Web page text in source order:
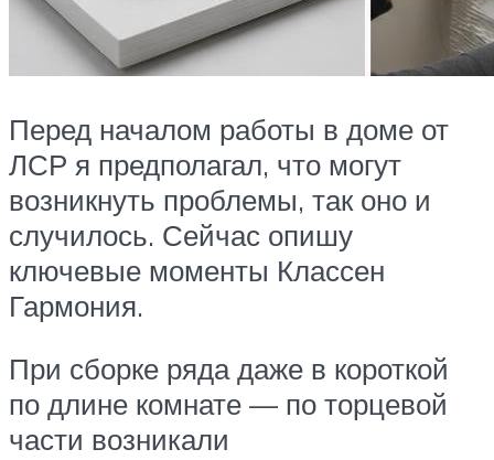
Перед началом работы в доме от
ЛСР я предполагал, что могут
возникнуть проблемы, так оно и
случилось. Сейчас опишу
ключевые моменты Классен
Гармония.
При сборке ряда даже в короткой
по длине комнате — по торцевой
части возникали